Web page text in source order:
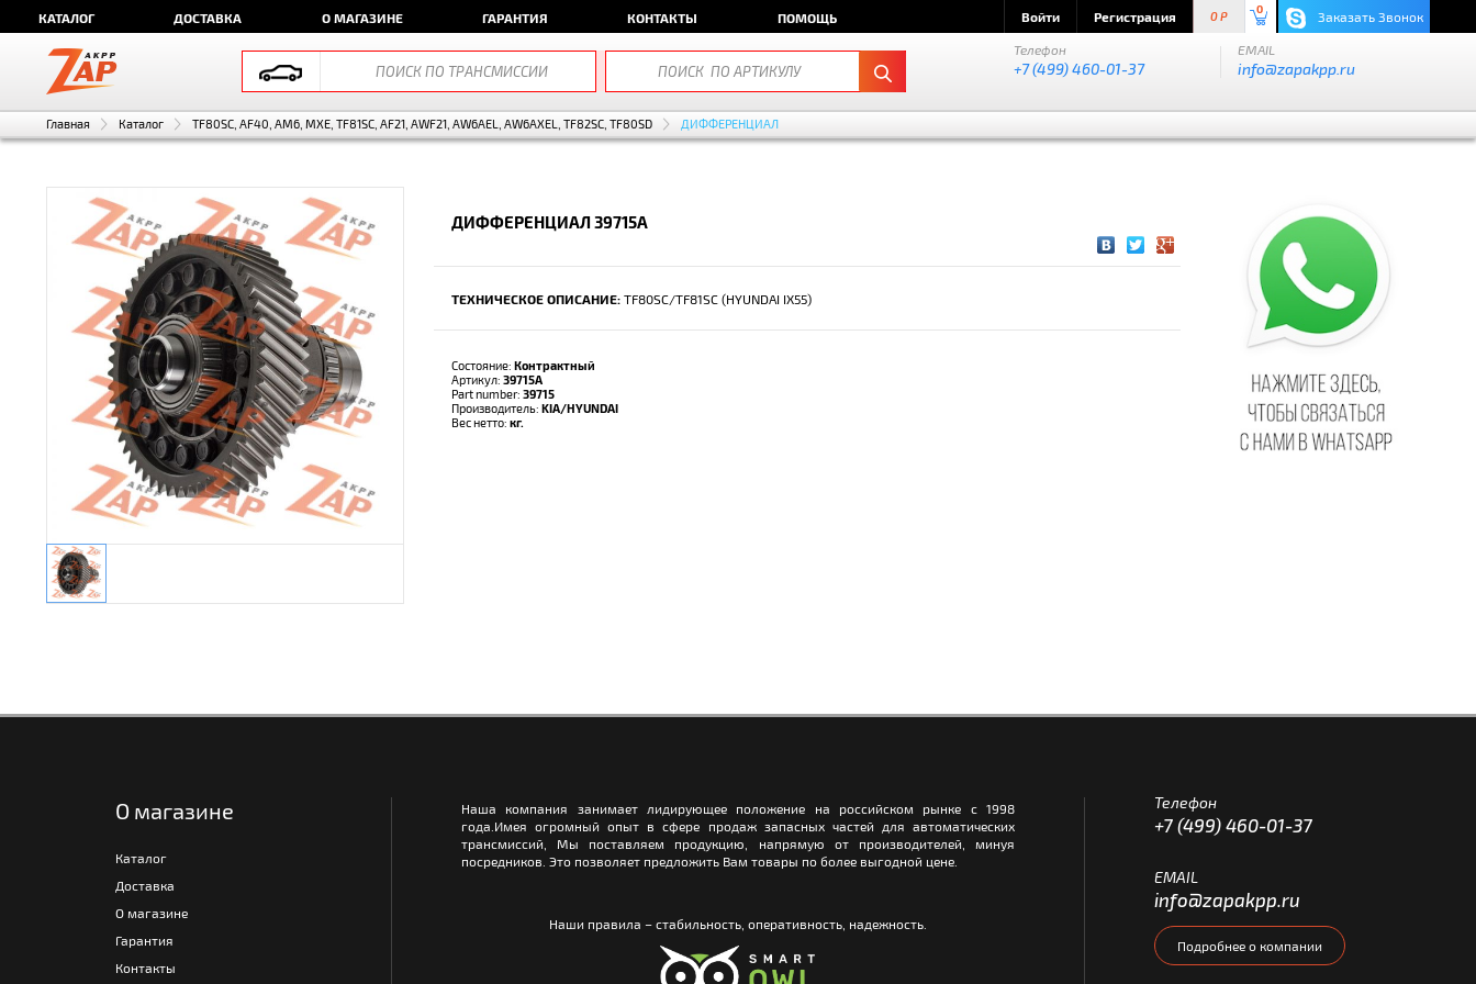
КАТАЛОГ ДОСТАВКА О МАГАЗИНЕ ГАРАНТИЯ КОНТАКТЫ ПОМОЩЬ Войти Регистрация 0 P
0 Заказать Звонок
Телефон
+7 (499) 460-01-37
EMAIL
info@zapakpp.ru
Главная Каталог TF80SC, AF40, AM6, MXE, TF81SC, AF21, AWF21, AW6AEL, AW6AXEL, TF82SC, TF80SD ДИФФЕРЕНЦИАЛ
ДИФФЕРЕНЦИАЛ 39715A
ТЕХНИЧЕСКОЕ ОПИСАНИЕ: TF80SC/TF81SC (HYUNDAI IX55)
Состояние: Контрактный
Артикул: 39715A
Part number: 39715
Производитель: KIA/HYUNDAI
Вес нетто: кг.
О магазине
Каталог
Доставка
О магазине
Гарантия
Контакты
Наша компания занимает лидирующее положение на российском рынке с 1998
года.Имея огромный опыт в сфере продаж запасных частей для автоматических
трансмиссий, Мы поставляем продукцию, напрямую от производителей, минуя
посредников. Это позволяет предложить Вам товары по более выгодной цене.
Наши правила – стабильность, оперативность, надежность.
Телефон
+7 (499) 460-01-37
EMAIL
info@zapakpp.ru
Подробнее о компании